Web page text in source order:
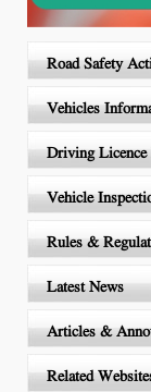
Road Safety
Vehicles
Driving
Vehicle
Rules &
Latest News
Articles &
Related